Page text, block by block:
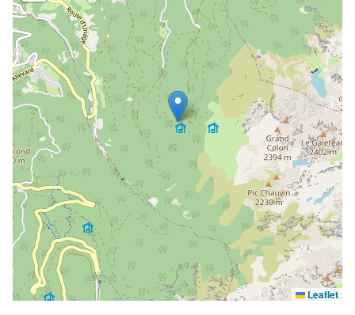
Leaflet